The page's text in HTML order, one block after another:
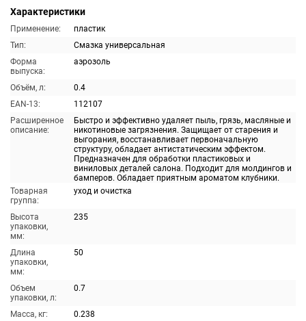
Характеристики
Применение:
пластик
Тип:
Смазка универсальная
Форма
выпуска:
аэрозоль
Объём, л:
0.4
EAN-13:
112107
Расширенное
описание:
Быстро и эффективно удаляет пыль, грязь, масляные и
никотиновые загрязнения. Защищает от старения и
выгорания, восстанавливает первоначальную
структуру, обладает антистатическим эффектом.
Предназначен для обработки пластиковых и
виниловых деталей салона. Подходит для молдингов и
бамперов. Обладает приятным ароматом клубники.
Товарная
группа:
уход и очистка
Высота
упаковки,
мм:
235
Длина
упаковки,
мм:
50
Объем
упаковки, л:
0.7
Масса, кг:
0.238